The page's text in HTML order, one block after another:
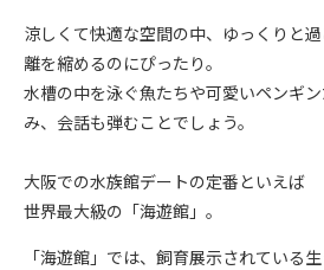
涼しくて快適な空間の中、ゆっくりと
離を縮めるのにぴったり。
水槽の中を泳ぐ魚たちや可愛いペンギ
み、会話も弾むことでしょう。
大阪での水族館デートの定番といえば
世界最大級の「海遊館」。
「海遊館」では、飼育展示されている